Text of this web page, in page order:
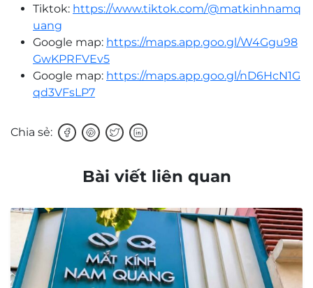
Tiktok: https://www.tiktok.com/@matkinhnamq
uang
Google map: https://maps.app.goo.gl/W4Ggu98
GwKPRFVEv5
Google map: https://maps.app.goo.gl/nD6HcN1G
qd3VFsLP7
Chia sẻ:
Bài viết liên quan